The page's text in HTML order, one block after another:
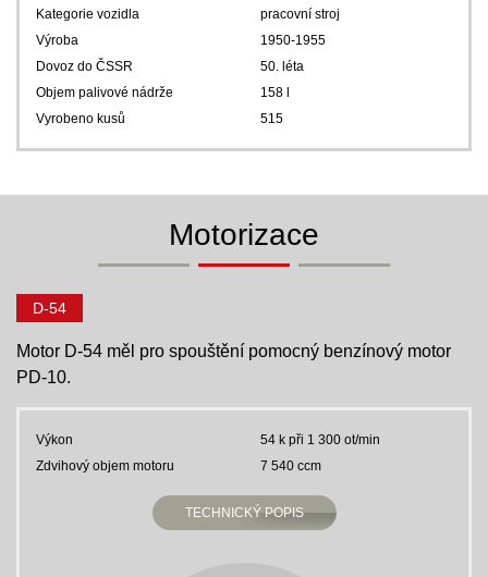
Kategorie vozidla
pracovní stroj
Výroba
1950-1955
Dovoz do ČSSR
50. léta
Objem palivové nádrže
158 l
Vyrobeno kusů
515
Motorizace
Výkon
54 k při 1 300 ot/min
Zdvihový objem motoru
7 540 ccm
TECHNICKÝ POPIS
D-54
Motor D-54 měl pro spouštění pomocný benzínový motor
PD-10.